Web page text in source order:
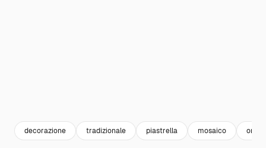
decorazione tradizionale piastrella mosaico